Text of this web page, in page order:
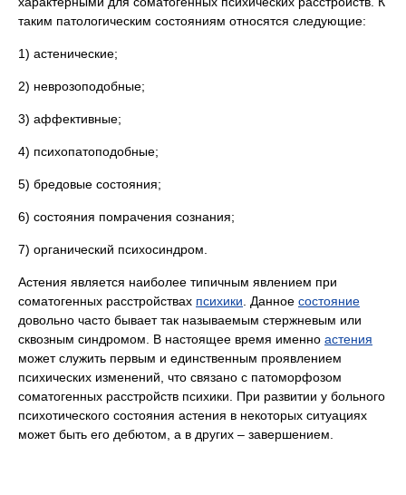
таким патологическим состояниям относятся следующие:
1) астенические;
2) неврозоподобные;
3) аффективные;
4) психопатоподобные;
5) бредовые состояния;
6) состояния помрачения сознания;
7) органический психосиндром.
Астения является наиболее типичным явлением при
соматогенных расстройствах психики . Данное состояние
довольно часто бывает так называемым стержневым или
сквозным синдромом. В настоящее время именно астения
может служить первым и единственным проявлением
психических изменений, что связано с патоморфозом
соматогенных расстройств психики. При развитии у больного
психотического состояния астения в некоторых ситуациях
может быть его дебютом, а в других – завершением.